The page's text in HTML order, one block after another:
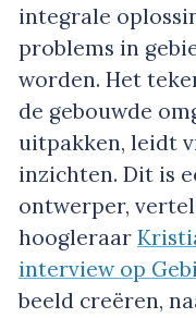
integrale
problems in
worden. Het
de gebouwde
uitpakken, leidt
inzichten. Dit is
ontwerper,
hoogleraar
interview op
beeld creëren,